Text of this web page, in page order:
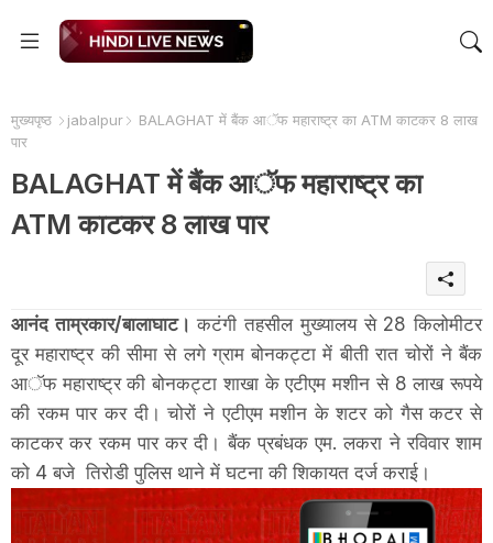
मुख्यपृष्ठ jabalpur
BALAGHAT में बैंक आॅफ महाराष्ट्र का ATM काटकर 8 लाख
पार
BALAGHAT में बैंक आॅफ महाराष्ट्र का
ATM काटकर 8 लाख पार
आनंद ताम्रकार/बालाघाट। कटंगी तहसील मुख्यालय से 28 किलोमीटर
दूर महाराष्ट्र की सीमा से लगे ग्राम बोनकट्टा में बीती रात चोरों ने बैंक
आॅफ महाराष्ट्र की बोनकट्टा शाखा के एटीएम मशीन से 8 लाख रूपये
की रकम पार कर दी। चोरों ने एटीएम मशीन के शटर को गैस कटर से
काटकर कर रकम पार कर दी। बैंक प्रबंधक एम. लकरा ने रविवार शाम
को 4 बजे तिरोडी पुलिस थाने में घटना की शिकायत दर्ज कराई।